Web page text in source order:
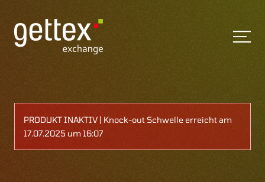
PRODUKT INAKTIV | Knock-out Schwelle erreicht am
17.07.2025 um 16:07